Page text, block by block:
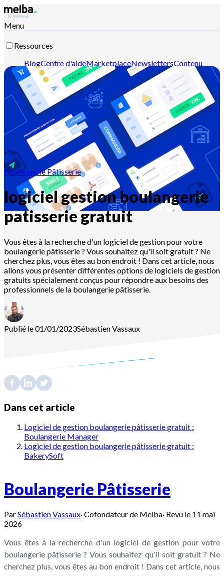
Menu
Ressources
BlogCentre d'aideMarketplaceNewslettersContenu
intelligentDocumentation APIDocumentation MCP
Contactez-nousDécouvrir melba
Boulangerie Pâtisserie
logiciel gestion boulangerie
patisserie gratuit
Vous êtes à la recherche d'un logiciel de gestion pour votre
boulangerie pâtisserie ? Vous souhaitez qu'il soit gratuit ? Ne
cherchez plus, vous êtes au bon endroit ! Dans cet article, nous
allons vous présenter différentes options de logiciels de gestion
gratuits spécialement conçus pour répondre aux besoins des
professionnels de la boulangerie pâtisserie.
Publié le 01/01/2023SébastienVassaux
Dans cet article
Logiciel de gestion boulangerie pâtisserie gratuit :
Boulangerie Manager
Logiciel de gestion boulangerie pâtisserie gratuit :
BakerySoft
Boulangerie Pâtisserie
ParSébastien Vassaux·Cofondateur de Melba· Revu le 11 mai
2026
Vous êtes à la recherche d'un logiciel de gestion pour votre
boulangerie pâtisserie ? Vous souhaitez qu'il soit gratuit ? Ne
cherchez plus, vous êtes au bon endroit ! Dans cet article, nous